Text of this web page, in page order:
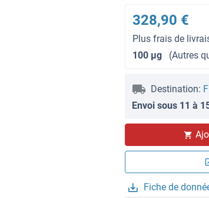
328,90 €
Plus frais de
100 μg
(Autres
Destination:
Envoi sous 11 à
Fiche de